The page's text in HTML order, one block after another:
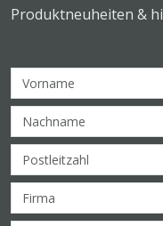
Produktneuheiten &